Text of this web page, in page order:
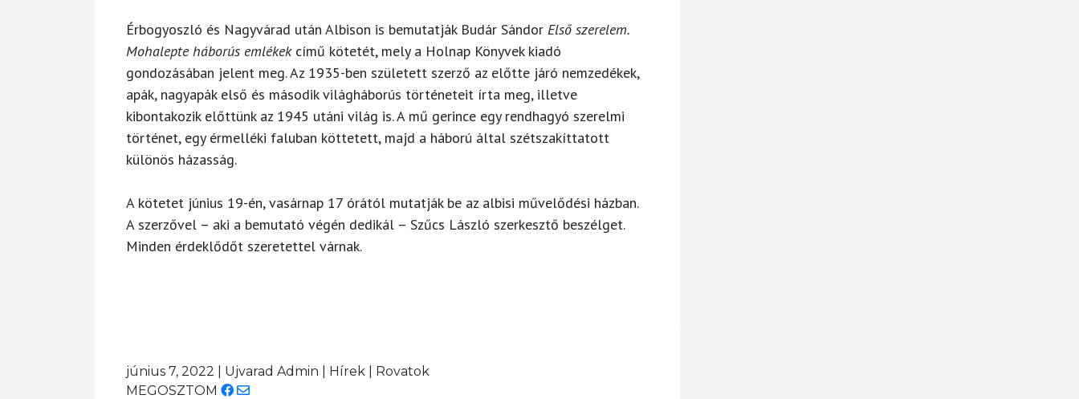
Érbogyoszló és Nagyvárad után Albison is bemutatják Budár Sándor Első szerelem.
Mohalepte háborús emlékekcímű kötetét, mely a Holnap Könyvek kiadó
gondozásában jelent meg. Az 1935-ben született szerző az előtte járó nemzedékek,
apák, nagyapák első és második világháborús történeteit írta meg, illetve
kibontakozik előttünk az 1945 utáni világ is. A mű gerince egy rendhagyó szerelmi
történet, egy érmelléki faluban köttetett, majd a háború által szétszakíttatott
különös házasság.
A kötetet június 19-én, vasárnap 17 órától mutatják be az albisi művelődési házban.
A szerzővel – aki a bemutató végén dedikál – Szűcs László szerkesztő beszélget.
Minden érdeklődőt szeretettel várnak.
június 7, 2022 Ujvarad Admin Hírek
Rovatok
MEGOSZTOM